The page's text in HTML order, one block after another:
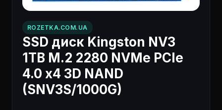
ROZETKA.COM.UA
SSD диск Kingston NV3
1TB M.2 2280 NVMe PCIe
4.0 x4 3D NAND
(SNV3S/1000G)